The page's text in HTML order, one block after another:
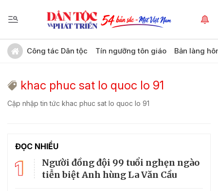
Công tác Dân tộc Tín ngưỡng tôn giáo Bản làng
khac phuc sat lo quoc lo 91
Cập nhập tin tức khac phuc sat lo quoc lo 91
ĐỌC NHIỀU
1
Người đồng đội 99 tuổi nghẹn ngào
tiễn biệt Anh hùng La Văn Cầu